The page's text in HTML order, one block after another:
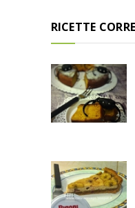
RICETTE